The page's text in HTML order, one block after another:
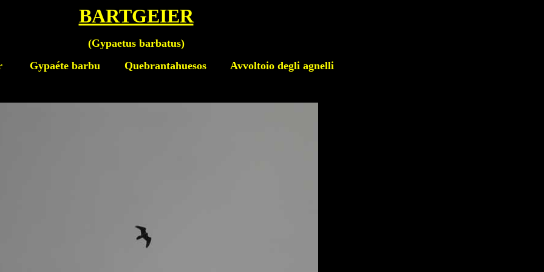
BARTGEIER
(Gypaetus barbatus)
Gypaéte barbu Quebrantahuesos Avvoltoio degli agnelli